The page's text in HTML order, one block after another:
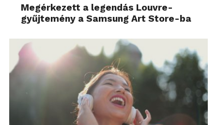
Megérkezett a legendás Louvre-
gyűjtemény a Samsung Art Store-ba